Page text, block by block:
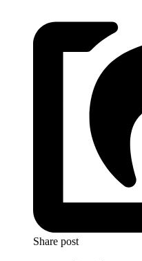
Share post